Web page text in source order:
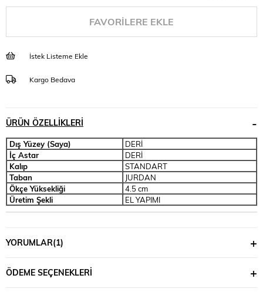
FAVORILERE EKLE
İstek Listeme Ekle
Kargo Bedava
ÜRÜN ÖZELLIKLERI
Dış Yüzey (Saya)
DERİ
İç Astar
DERİ
Kalıp
STANDART
Taban
JURDAN
Ökçe Yüksekliği
4.5 cm
Üretim Şekli
EL YAPIMI
YORUMLAR(1)
ÖDEME SEÇENEKLERI